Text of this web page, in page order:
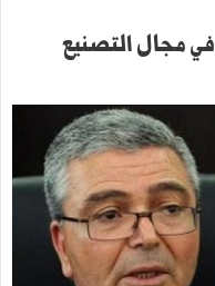
في مجال التصنيع